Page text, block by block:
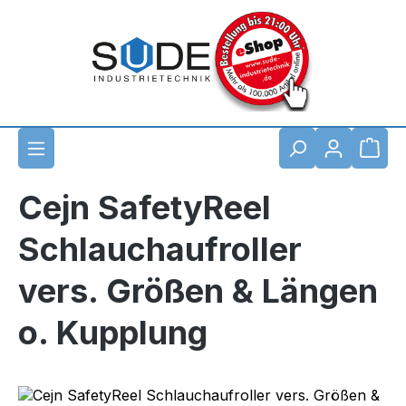
Cejn SafetyReel
Schlauchaufroller
vers. Größen & Längen
o. Kupplung
Bildergalerie überspringen